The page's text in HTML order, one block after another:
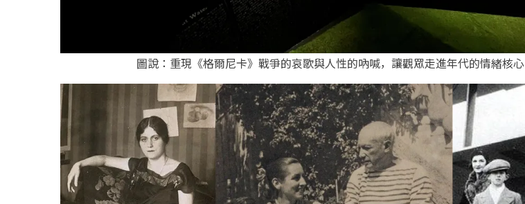
圖說：重現《格爾尼卡》戰爭的哀歌與人性的吶喊，讓觀眾走進年代的情緒核心